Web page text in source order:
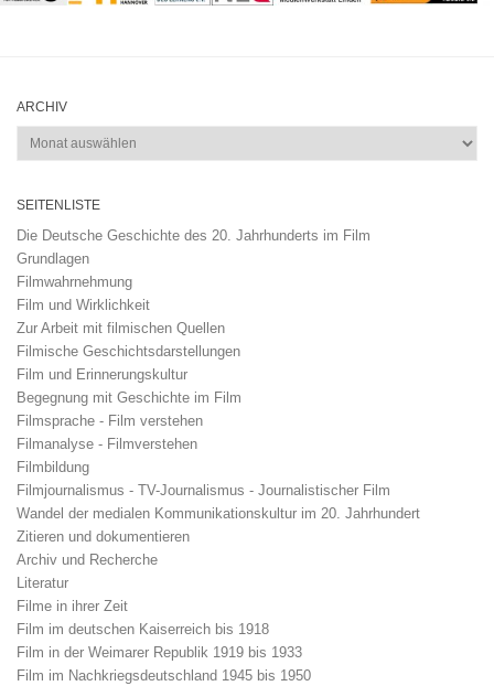
ARCHIV
Archiv
SEITENLISTE
Die Deutsche Geschichte des 20. Jahrhunderts im Film
Grundlagen
Filmwahrnehmung
Film und Wirklichkeit
Zur Arbeit mit filmischen Quellen
Filmische Geschichtsdarstellungen
Film und Erinnerungskultur
Begegnung mit Geschichte im Film
Filmsprache - Film verstehen
Filmanalyse - Filmverstehen
Filmbildung
Filmjournalismus - TV-Journalismus - Journalistischer Film
Wandel der medialen Kommunikationskultur im 20. Jahrhundert
Zitieren und dokumentieren
Archiv und Recherche
Literatur
Filme in ihrer Zeit
Film im deutschen Kaiserreich bis 1918
Film in der Weimarer Republik 1919 bis 1933
Film im Nachkriegsdeutschland 1945 bis 1950